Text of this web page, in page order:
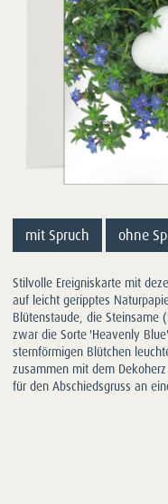
mit Spruch ohne
Stilvolle Ereigniskarte mit
auf leicht geripptes
Blütenstaude, die Steinsame
zwar die Sorte 'Heavenly
sternförmigen Blütchen
zusammen mit dem
für den Abschiedsgruss an